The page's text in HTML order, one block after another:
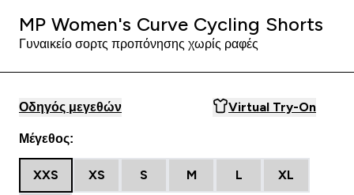
MP Women's Curve Cycling Shorts
Γυναικείο σορτς προπόνησης χωρίς ραφές
Οδηγός μεγεθών Virtual Try-On
Μέγεθος:
XXS XS S M L XL